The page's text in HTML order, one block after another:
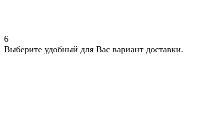
6
Выберите удобный для Вас вариант доставки.